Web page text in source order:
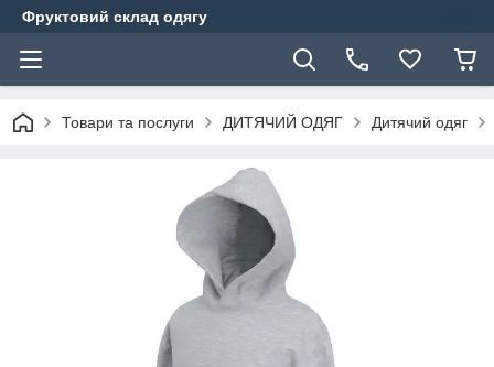
Фруктовий склад одягу
Товари та послуги ДИТЯЧИЙ ОДЯГ Дитячий одяг